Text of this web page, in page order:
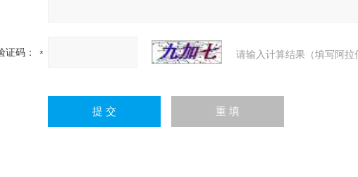
证码： 请输入计算结果（填写阿